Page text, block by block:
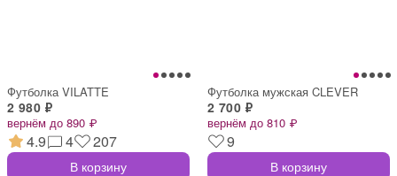
Футболка VILATTE
2 980 ₽
вернём до 890 ₽
4.9 4 207
В корзину
Футболка мужская CLEVER
2 700 ₽
вернём до 810 ₽
9
В корзину